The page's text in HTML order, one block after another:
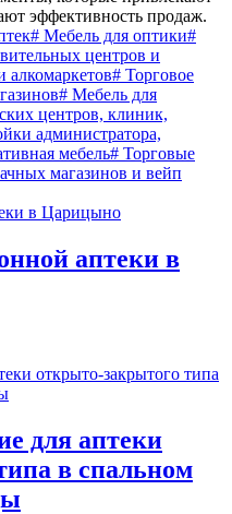
эффективность продаж.
# Мебель для оптики#
центров и
алкомаркетов# Торговое
# Мебель для
центров, клиник,
администратора,
мебель# Торговые
магазинов и вейп
аптеки в
для аптеки
в спальном